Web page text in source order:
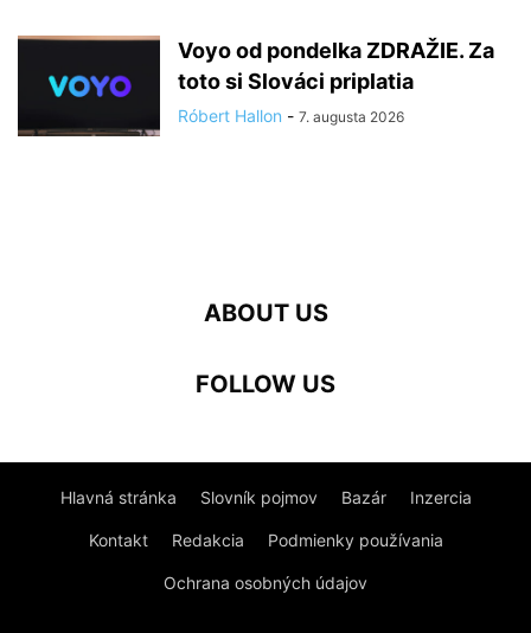
Voyo od pondelka ZDRAŽIE. Za
toto si Slováci priplatia
Róbert Hallon - 7. augusta 2026
ABOUT US
FOLLOW US
Hlavná stránka Slovník pojmov Bazár Inzercia
Kontakt Redakcia Podmienky používania
Ochrana osobných údajov